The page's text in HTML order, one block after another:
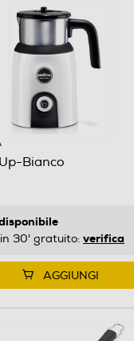
Bianco
30' gratuito: verifica
AGGIUNGI